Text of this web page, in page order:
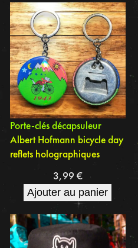
Porte-clés décapsuleur
Albert Hofmann bicycle day
reflets holographiques
3,99 €
Ajouter au panier